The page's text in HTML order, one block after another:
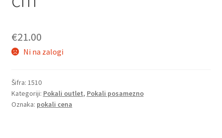
€21.00
Ni na zalogi
Šifra: 1510
Kategoriji: Pokali outlet, Pokali posamezno
Oznaka: pokali cena